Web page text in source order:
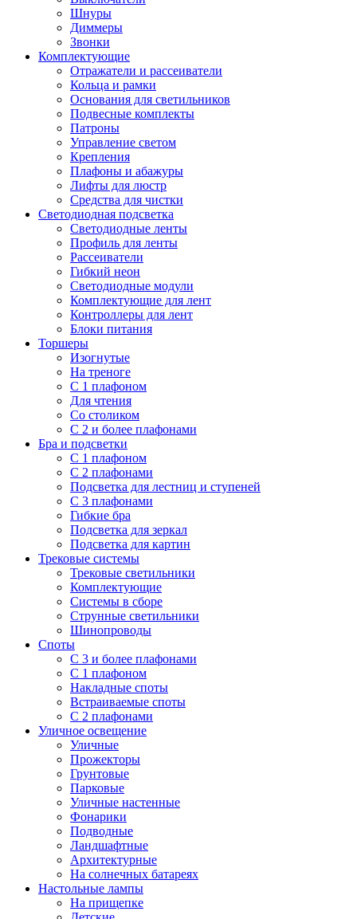
Шнуры
Диммеры
Звонки
Комплектующие
Отражатели и рассеиватели
Кольца и рамки
Основания для светильников
Подвесные комплекты
Патроны
Управление светом
Крепления
Плафоны и абажуры
Лифты для люстр
Средства для чистки
Светодиодная подсветка
Светодиодные ленты
Профиль для ленты
Рассеиватели
Гибкий неон
Светодиодные модули
Комплектующие для лент
Контроллеры для лент
Блоки питания
Торшеры
Изогнутые
На треноге
С 1 плафоном
Для чтения
Со столиком
С 2 и более плафонами
Бра и подсветки
С 1 плафоном
С 2 плафонами
Подсветка для лестниц и ступеней
С 3 плафонами
Гибкие бра
Подсветка для зеркал
Подсветка для картин
Трековые системы
Трековые светильники
Комплектующие
Системы в сборе
Струнные светильники
Шинопроводы
Споты
С 3 и более плафонами
С 1 плафоном
Накладные споты
Встраиваемые споты
С 2 плафонами
Уличное освещение
Уличные
Прожекторы
Грунтовые
Парковые
Уличные настенные
Фонарики
Подводные
Ландшафтные
Архитектурные
На солнечных батареях
Настольные лампы
На прищепке